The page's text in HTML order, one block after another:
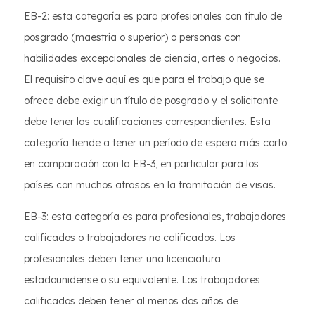
EB-2: esta categoría es para profesionales con título de
posgrado (maestría o superior) o personas con
habilidades excepcionales de ciencia, artes o negocios.
El requisito clave aquí es que para el trabajo que se
ofrece debe exigir un título de posgrado y el solicitante
debe tener las cualificaciones correspondientes. Esta
categoría tiende a tener un período de espera más corto
en comparación con la EB-3, en particular para los
países con muchos atrasos en la tramitación de visas.
EB-3: esta categoría es para profesionales, trabajadores
calificados o trabajadores no calificados. Los
profesionales deben tener una licenciatura
estadounidense o su equivalente. Los trabajadores
calificados deben tener al menos dos años de